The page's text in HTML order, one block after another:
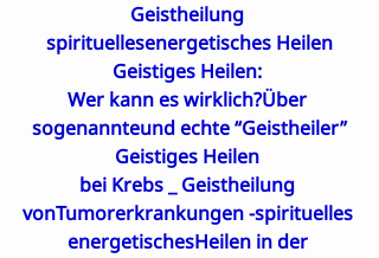
Geistheilung
spirituellesenergetisches Heilen
Geistiges Heilen:
Wer kann es wirklich?Über
sogenannteund echte “Geistheiler”
Geistiges Heilen
bei Krebs _ Geistheilung
vonTumorerkrankungen -spirituelles
energetischesHeilen in der